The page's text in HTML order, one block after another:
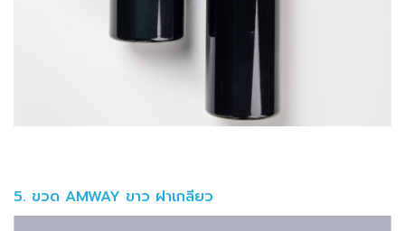
5. ขวด AMWAY ขาว ฝาเกลียว